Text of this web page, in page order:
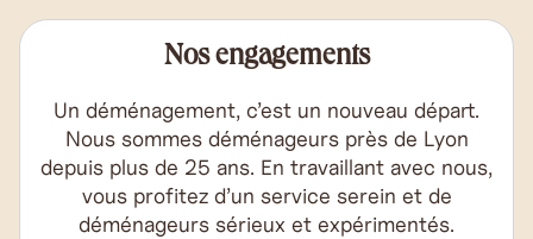
Nos engagements
Un déménagement, c’est un nouveau départ.
Nous sommes déménageurs près de Lyon
depuis plus de 25 ans. En travaillant avec nous,
vous profitez d’un service serein et de
déménageurs sérieux et expérimentés.